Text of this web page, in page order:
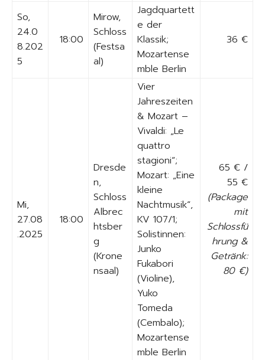
So,
24.0
8.202
5
18:00
Mirow,
Schloss
(Festsa
al)
Jagdquartett
e der
Klassik;
Mozartense
mble Berlin
36 €
Mi,
27.08
.2025
18:00
Dresde
n,
Schloss
Albrec
htsber
g
(Krone
nsaal)
Vier
Jahreszeiten
& Mozart –
Vivaldi: „Le
quattro
stagioni“;
Mozart: „Eine
kleine
Nachtmusik“,
KV 107/1;
Solistinnen:
Junko
Fukabori
(Violine),
Yuko
Tomeda
(Cembalo);
Mozartense
mble Berlin
65 € /
55 €
(Package
mit
Schlossfü
hrung &
Getränk:
80 €)